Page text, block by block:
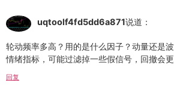
uqtoolf4fd5dd6a871说道：
轮动频率多高？用的是什么因子？动量还是
情绪指标，可能过滤掉一些假信号，回撤会更
回复